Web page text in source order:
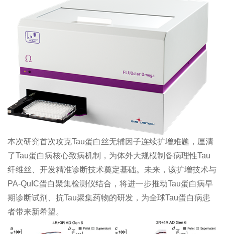
本次研究首次攻克Tau蛋白丝无辅因子连续扩增难题，厘清
了Tau蛋白病核心致病机制，为体外大规模制备病理性Tau
纤维丝、开发精准诊断技术奠定基础。未来，该扩增技术与
PA-QuIC蛋白聚集检测仪结合，将进一步推动Tau蛋白病早
期诊断试剂、抗Tau聚集药物的研发，为全球Tau蛋白病患
者带来新希望。